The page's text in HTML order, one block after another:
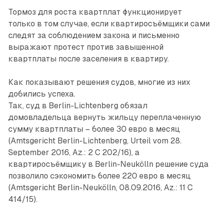
Тормоз для роста квартплат функционирует
только в том случае, если квартиросъёмщики сами
следят за соблюдением закона и письменно
выражают протест против завышенной
квартплаты после заселения в квартиру.
Как показывают решения судов, многие из них
добились успеха.
Так, суд в Berlin-Lichtenberg обязал
домовладельца вернуть жильцу переплаченную
сумму квартплаты – более 30 евро в месяц
(Amtsgericht Berlin-Lichtenberg, Urteil vom 28.
September 2016, Az.: 2 C 202/16), а
квартиросъёмщику в Berlin-Neukölln решение суда
позволило сэкономить более 220 евро в месяц
(Amtsgericht Berlin-Neukölln, 08.09.2016, Az.: 11 C
414/15).